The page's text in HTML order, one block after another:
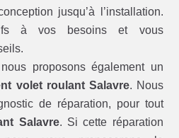
jusqu’à l’installation.
à vos besoins et vous
proposons également un
volet roulant Salavre. Nous
de réparation, pour tout
Salavre. Si cette réparation